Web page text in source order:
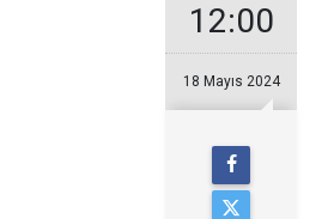
12:00
18 Mayıs 2024